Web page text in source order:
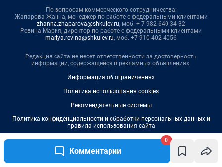
Комментарии
0
По вопросам коммерческого сотрудничества:
Жапарова Жанна, менеджер по работе с федеральными клиентами
zhanna.zhaparova@shkulev.ru, моб. + 7 982 640 34 32
Ревина Мария, директор по работе с федеральными клиентами
mariya.revina@shkulev.ru, моб. +7 910 402 4056
Редакция сайта не несет ответственности за достоверность
информации, содержащейся в рекламных объявлениях.
Информация об ограничениях
Политика использования cookies
Рекомендательные системы
Политика конфиденциальности и обработки персональных данных и
правила использования сайта